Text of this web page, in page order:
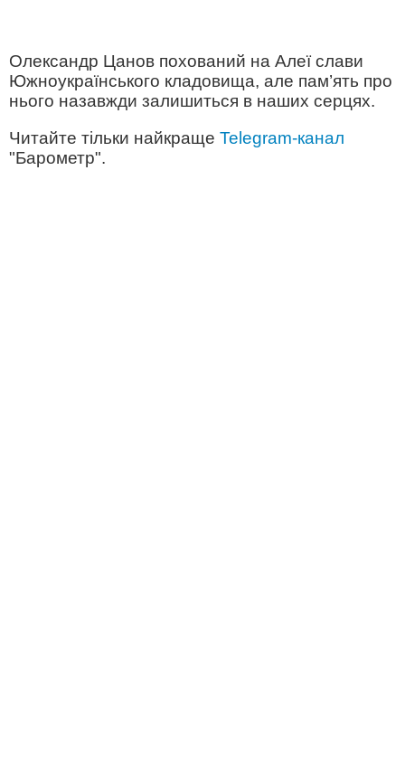
Олександр Цанов похований на Алеї слави
Южноукраїнського кладовища, але пам’ять про
нього назавжди залишиться в наших серцях.
Читайте тільки найкраще Telegram-канал
"Барометр".